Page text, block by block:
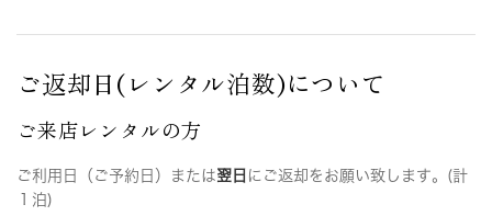
ご返却日(レンタル泊数)について
ご来店レンタルの方
ご利用日（ご予約日）または翌日 にご返却をお願い致します。(計
１泊)